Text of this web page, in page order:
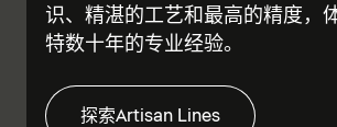
识、精湛的工艺和最高的精度，
特数十年的专业经验。
探索Artisan Lines